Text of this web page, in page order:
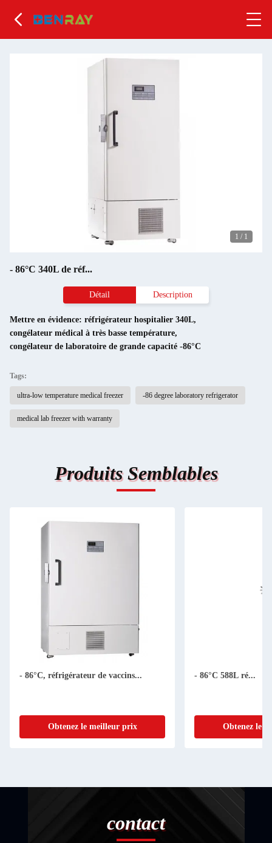
1 / 1
- 86°C 340L de réf...
Détail Description
Mettre en évidence: réfrigérateur hospitalier 340L,
congélateur médical à très basse température,
congélateur de laboratoire de grande capacité -86°C
Tags:
ultra-low temperature medical freezer -86 degree laboratory refrigerator
medical lab freezer with warranty
Produits Semblables
- 86°C, réfrigérateur de vaccins...
Obtenez le meilleur prix
- 86°C 588L ré...
Obtenez le
contact